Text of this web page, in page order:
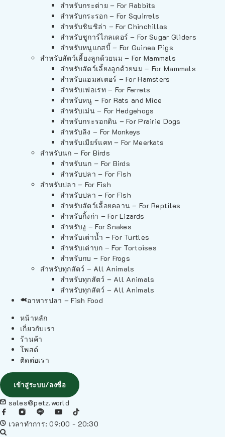
สำหรับกระต่าย – For Rabbits
สำหรับกระรอก – For Squirrels
สำหรับชินชิล่า – For Chinchillas
สำหรับชูการ์ไกลเดอร์ – For Sugar Gliders
สำหรับหนูแกสบี้ – For Guinea Pigs
สำหรับสัตว์เลี้ยงลูกด้วยนม – For Mammals
สำหรับสัตว์เลี้ยงลูกด้วยนม – For Mammals
สำหรับแฮมสเตอร์ – For Hamsters
สำหรับเฟอเรท – For Ferrets
สำหรับหนู – For Rats and Mice
สำหรับเม่น – For Hedgehogs
สำหรับกระรอกดิน – For Prairie Dogs
สำหรับลิง – For Monkeys
สำหรับเมียร์แคท – For Meerkats
สำหรับนก – For Birds
สำหรับนก – For Birds
สำหรับปลา – For Fish
สำหรับปลา – For Fish
สำหรับปลา – For Fish
สำหรับสัตว์เลื้อยคลาน – For Reptiles
สำหรับกิ้งก่า – For Lizards
สำหรับงู – For Snakes
สำหรับเต่าน้ำ – For Turtles
สำหรับเต่าบก – For Tortoises
สำหรับกบ – For Frogs
สำหรับทุกสัตว์ – All Animals
สำหรับทุกสัตว์ – All Animals
สำหรับทุกสัตว์ – All Animals
อาหารปลา – Fish Food
หน้าหลัก
เกี่ยวกับเรา
ร้านค้า
โพสต์
ติดต่อเรา
เข้าสู่ระบบ/ลงชื่อ
sales@petz.world
เวลาทำการ: 09:00 - 20:30